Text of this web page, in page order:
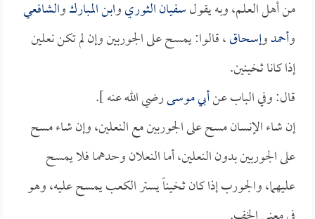
من أهل العلم، وبه يقولسفيان الثوريوابن المباركوالشافعي
وأحمدوإسحاق، قالوا: يمسح على الجوربين وإن لم تكن نعلين
إذا كانا ثخينين.
قال: وفي الباب عنأبي موسىرضي الله عنه ].
إن شاء الإنسان مسح على الجوربين مع النعلين، وإن شاء مسح
على الجوربين بدون النعلين، أما النعلان وحدهما فلا يمسح
عليهما، والجورب إذا كان ثخيناً يستر الكعب يمسح عليه، وهو